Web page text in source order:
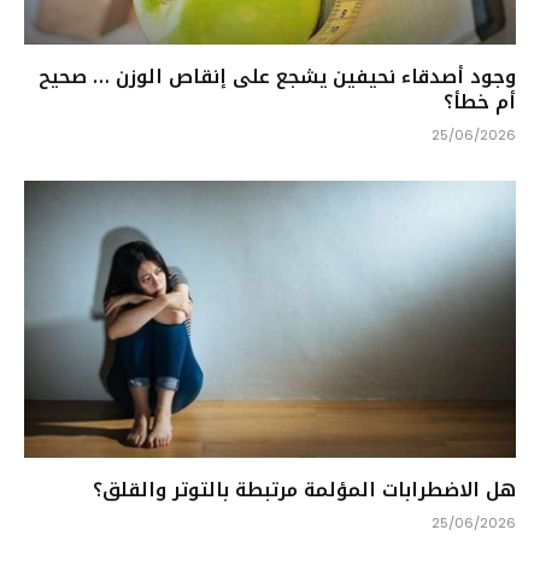
وجود أصدقاء نحيفين يشجع على إنقاص الوزن … صحيح
أم خطأ؟
25/06/2026
هل الاضطرابات المؤلمة مرتبطة بالتوتر والقلق؟
25/06/2026